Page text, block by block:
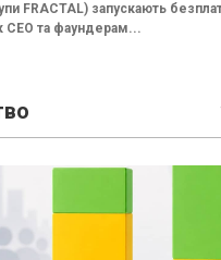
FRACTAL) запускають
СEO та фаундерам...